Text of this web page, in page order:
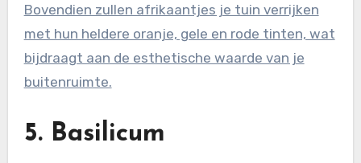
Bovendien zullen afrikaantjes je tuin verrijken
met hun heldere oranje, gele en rode tinten, wat
bijdraagt aan de esthetische waarde van je
buitenruimte.
5. Basilicum